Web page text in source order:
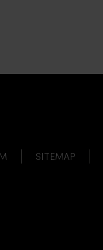
SITEMAP